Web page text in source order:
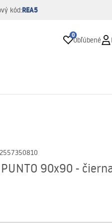
kód:REA5
0
Obľúbené
90x90 -